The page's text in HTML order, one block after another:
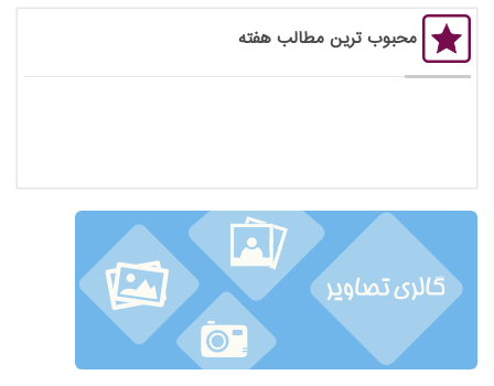
محبوب ترین مطالب هفته